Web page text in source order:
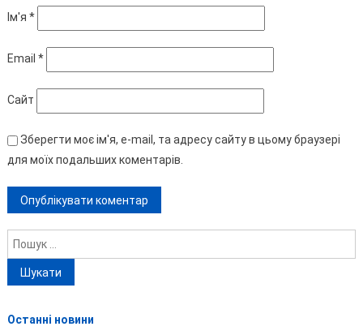
Ім'я *
Email *
Сайт
Зберегти моє ім'я, e-mail, та адресу сайту в цьому браузері
для моїх подальших коментарів.
Пошук:
Останні новини